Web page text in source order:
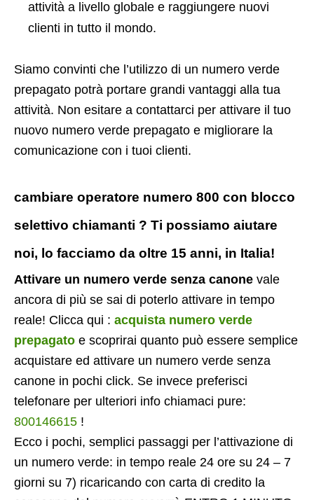
attività a livello globale e raggiungere nuovi
clienti in tutto il mondo.
Siamo convinti che l’utilizzo di un numero verde
prepagato potrà portare grandi vantaggi alla tua
attività. Non esitare a contattarci per attivare il tuo
nuovo numero verde prepagato e migliorare la
comunicazione con i tuoi clienti.
cambiare operatore numero 800 con blocco
selettivo chiamanti ? Ti possiamo aiutare
noi, lo facciamo da oltre 15 anni, in Italia!
Attivare un numero verde senza canone vale
ancora di più se sai di poterlo attivare in tempo
reale! Clicca qui : acquista numero verde
prepagato e scoprirai quanto può essere semplice
acquistare ed attivare un numero verde senza
canone in pochi click. Se invece preferisci
telefonare per ulteriori info chiamaci pure:
800146615 !
Ecco i pochi, semplici passaggi per l’attivazione di
un numero verde: in tempo reale 24 ore su 24 – 7
giorni su 7) ricaricando con carta di credito la